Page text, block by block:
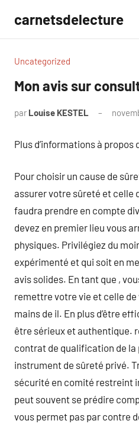
contenu
carnetsdelecture
Uncategorized
Mon avis sur
par Louise KESTEL
Plus d’informations à propos
Pour choisir un cause de
assurer votre sûreté et celle
faudra prendre en compte
devez en premier lieu vous
physiques. Privilégiez du
expérimenté et qui soit en
avis solides. En tant que ,
remettre votre vie et celle
mains de il. En plus d’être
être sérieux et authentique.
contrat de qualification de la
instrument de sûreté privé.
sécurité en comité restreint
peut souvent se prédire
vous permet pas par contre